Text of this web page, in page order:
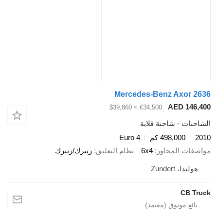
Mercedes-Benz Axor 2636
AED 146,400
€34,500
≈ $39,860
الشاحنات - شاحنة قلابة
2010
498,000 كم
Euro 4
مواصفات المحاور
6x4 نظام التعليق زنبرك/زنبرك
هولندا، Zundert
CB Truck